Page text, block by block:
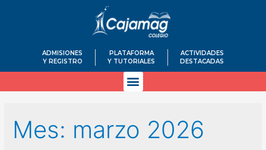
ADMISIONES
Y REGISTRO
PLATAFORMA
Y TUTORIALES
ACTIVIDADES
DESTACADAS
Mes: marzo 2026